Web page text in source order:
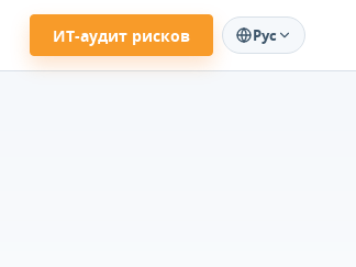
ИТ-аудит рисков Рус